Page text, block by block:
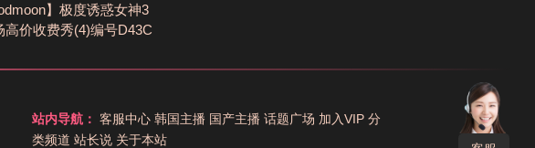
】极度诱惑女神3
高价收费秀(4)编号D43C
站内导航： 客服中心 韩国主播 国产主播 话题广场 加入VIP 分
类频道 站长说 关于本站